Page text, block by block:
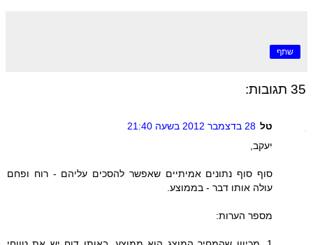
שתף
35 תגובות:
טל 28 בדצמבר 2012 בשעה 21:40
יעקב,
סוף סוף נתונים אמיתיים שאפשר להסכים עליהם - רוח ופחם
עולה אותו דבר - בממוצע.
מספר הערות: